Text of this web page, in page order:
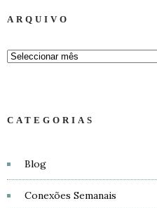
ARQUIVO
CATEGORIAS
Blog
Conexões Semanais